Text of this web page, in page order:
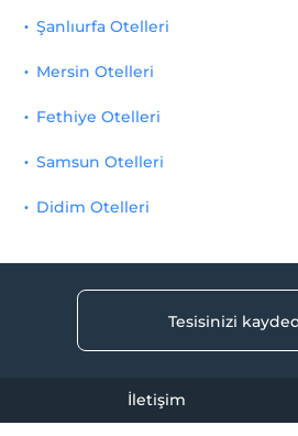
Şanlıurfa Otelleri
Mersin Otelleri
Fethiye Otelleri
Samsun Otelleri
Didim Otelleri
Tesisinizi
İletişim